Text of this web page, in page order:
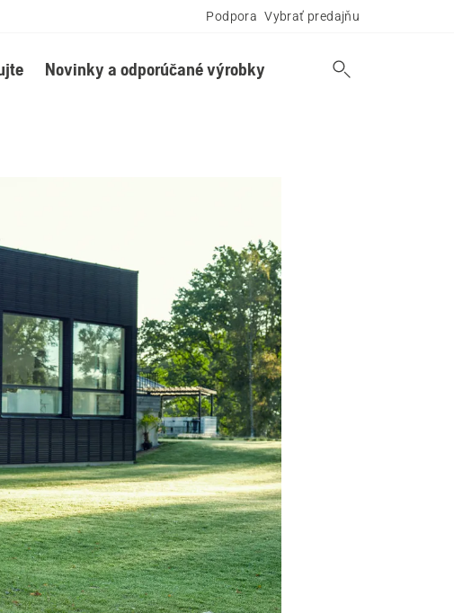
Podpora Vybrať predajňu
Novinky a odporúčané výrobky